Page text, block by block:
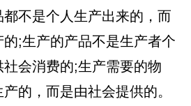
不是个人生产出来的，而
;生产的产品不是生产者个
社会消费的;生产需要的物
的，而是由社会提供的。